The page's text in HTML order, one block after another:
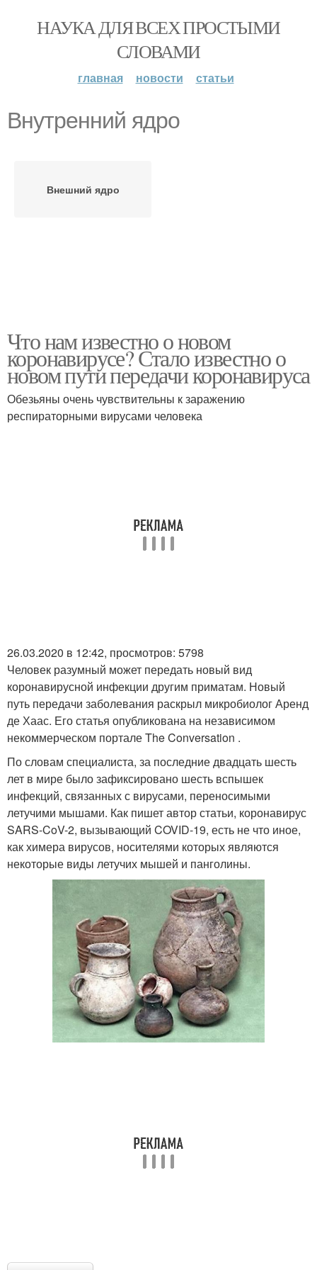
НАУКА ДЛЯ ВСЕХ ПРОСТЫМИ
СЛОВАМИ
главная новости статьи
Внутренний ядро
Внешний ядро
Что нам известно о новом
коронавирусе? Стало известно о
новом пути передачи коронавируса
Обезьяны очень чувствительны к заражению
респираторными вирусами человека
26.03.2020 в 12:42, просмотров: 5798
Человек разумный может передать новый вид
коронавирусной инфекции другим приматам. Новый
путь передачи заболевания раскрыл микробиолог Аренд
де Хаас. Его статья опубликована на независимом
некоммерческом портале The Conversation .
По словам специалиста, за последние двадцать шесть
лет в мире было зафиксировано шесть вспышек
инфекций, связанных с вирусами, переносимыми
летучими мышами. Как пишет автор статьи, коронавирус
SARS-CoV-2, вызывающий COVID-19, есть не что иное,
как химера вирусов, носителями которых являются
некоторые виды летучих мышей и панголины.